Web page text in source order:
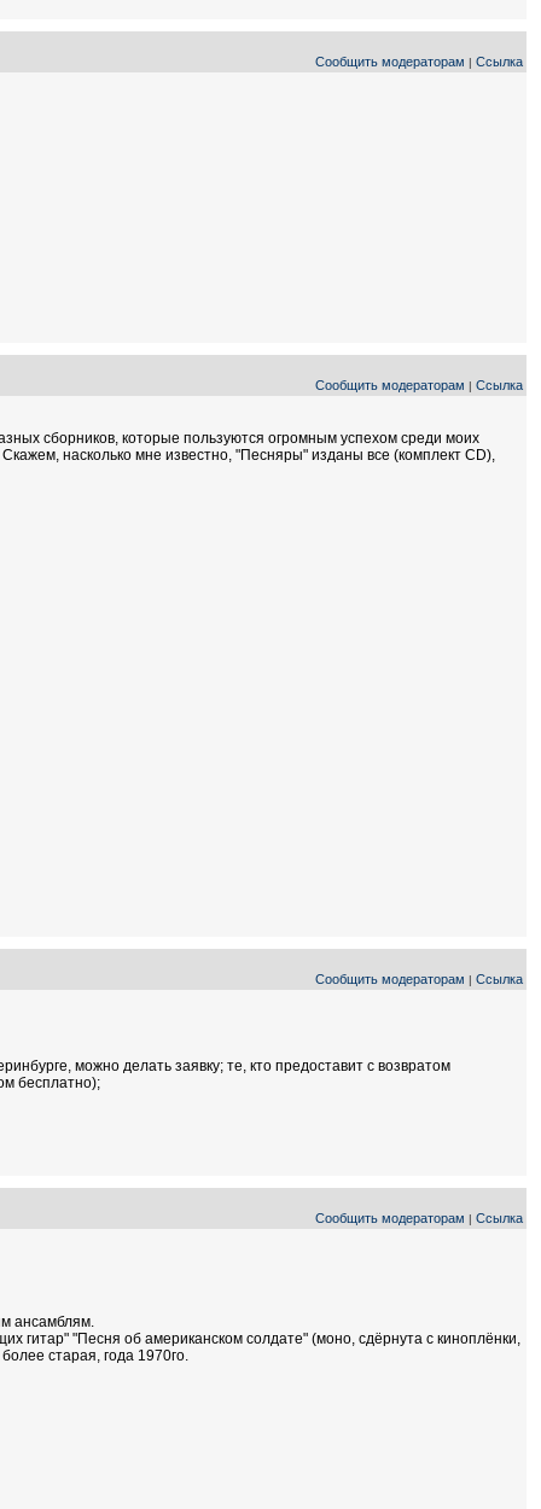
Сообщить модераторам | Ссылка
Сообщить модераторам | Ссылка
сборников, которые пользуются огромным успехом среди моих
насколько мне известно, "Песняры" изданы все (комплект CD),
Сообщить модераторам | Ссылка
можно делать заявку; те, кто предоставит с возвратом
бесплатно);
Сообщить модераторам | Ссылка
ансамблям.
гитар" "Песня об американском солдате" (моно, сдёрнута с киноплёнки,
старая, года 1970го.